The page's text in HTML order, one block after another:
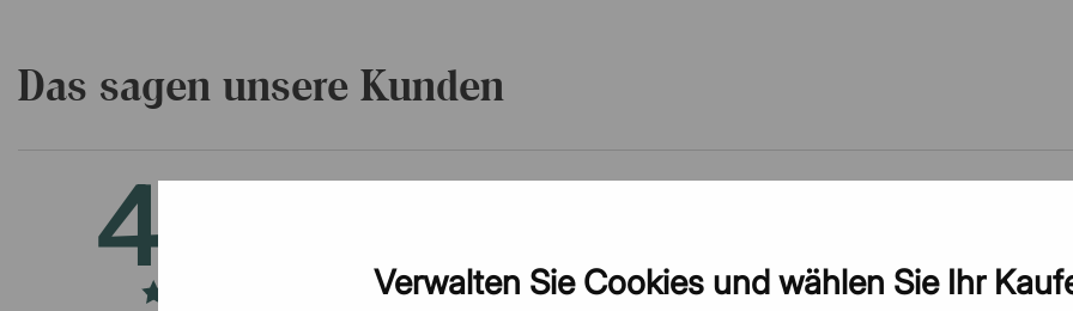
Verwalten Sie Cookies und wählen Sie Ihr
Das sagen unsere Kunden
4.5
4
6%